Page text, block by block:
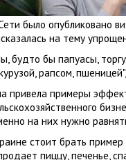
было опубликовано
на тему
будто бы папуасы,
рапсом,
привела примеры
на них нужно
стоит брать
пиццу, печенье,